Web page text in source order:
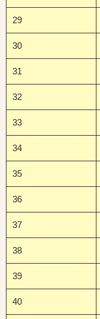
29
30
31
32
33
34
35
36
37
38
39
40